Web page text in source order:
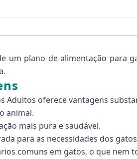
plano de alimentação para
Adultos oferece vantagens
animal.
mais pura e saudável.
para as necessidades dos
comuns em gatos, o que nem